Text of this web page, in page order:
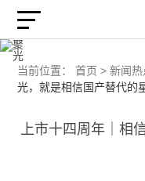
当前位置： 首页 > 新闻热
光，就是相信国产替代的
上市十四周年｜相